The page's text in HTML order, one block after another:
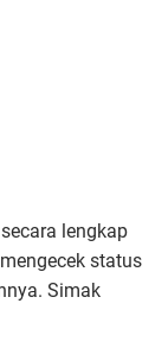
lengkap
status
Simak